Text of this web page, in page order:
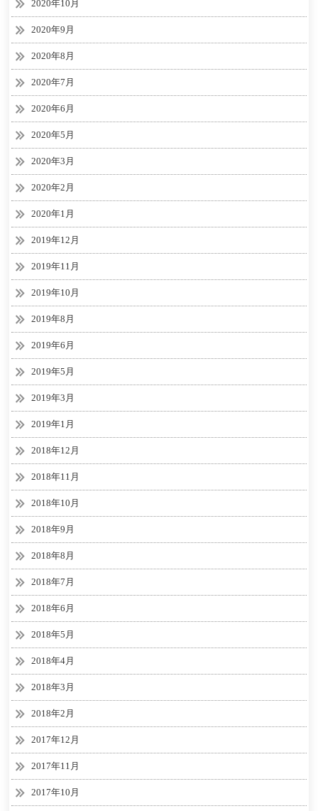
2020年10月
2020年9月
2020年8月
2020年7月
2020年6月
2020年5月
2020年3月
2020年2月
2020年1月
2019年12月
2019年11月
2019年10月
2019年8月
2019年6月
2019年5月
2019年3月
2019年1月
2018年12月
2018年11月
2018年10月
2018年9月
2018年8月
2018年7月
2018年6月
2018年5月
2018年4月
2018年3月
2018年2月
2017年12月
2017年11月
2017年10月